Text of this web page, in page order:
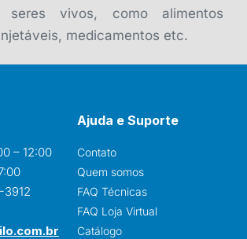
seres vivos, como alimentos
medicamentos etc.
– 12:00
3912
Ajuda e Suporte
Contato
Quem somos
FAQ Técnicas
FAQ Loja Virtual
Catálogo